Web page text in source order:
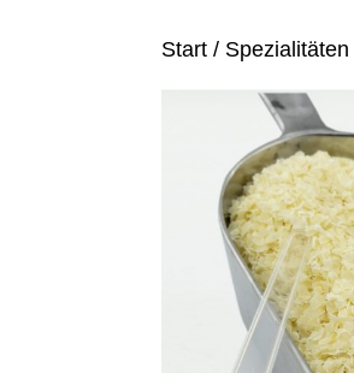
Start / Spezialitäten